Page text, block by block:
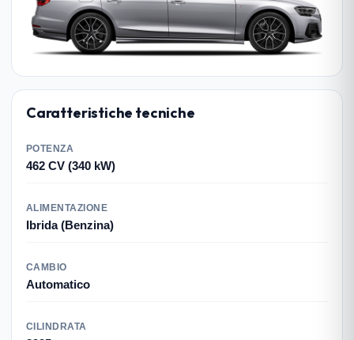
Caratteristiche tecniche
POTENZA
462 CV (340 kW)
ALIMENTAZIONE
Ibrida (Benzina)
CAMBIO
Automatico
CILINDRATA